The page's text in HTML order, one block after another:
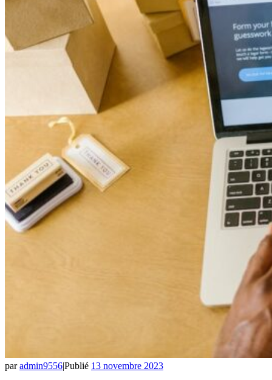
paradmin9556|Publié 13 novembre 2023